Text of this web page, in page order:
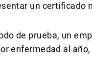
un certificado
de prueba, un
enfermedad al